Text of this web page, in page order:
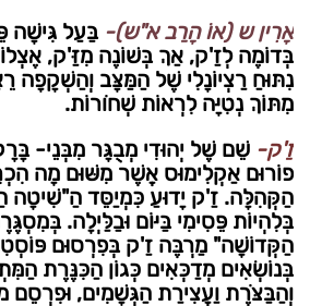
אָרִין ש (אוֹ הָרַב א"ש)- בַּעַל גִּישָׁה
בְּדוֹמֶה לְזַ'ק, אַךְ בְּשׁוֹנֶה מִזַּ'ק,
נִתּוּחַ רַצְיוֹנָלִי שֶׁל הַמַּצָּב וְהַשְׁקָפָה
מִתּוֹךְ נְטִיָּה לִרְאוֹת שְׁחֹורוֹת.
זַ'ק- שֵׁם שֶׁל יְהוּדִי מְבֻגָּר מִבְּנֵי-
פוֹרוּם אַקְלִימוּס אֲשֶׁר מִשּׁוּם מָה
הַקְּהִלָּה. זַ'ק יָדוּעַ כִּמְיַסֵּד הַ"שִׁיטָה
בְּלִהְיוֹת פֵּסִימִי בַּיּוֹם וּבַלַּיְלָה.
הַקְּדוֹשָׁה" מַרְבֶּה זַ'ק בְּפִרְסוּם
בְּנוֹשְׂאִים מְדַכְּאִים כְּגוֹן הַכִּנֶּרֶת
וְהַבַּצֹּרֶת וַעֲצִירַת הַגְּשָׁמִים, וּפִרְסֵם